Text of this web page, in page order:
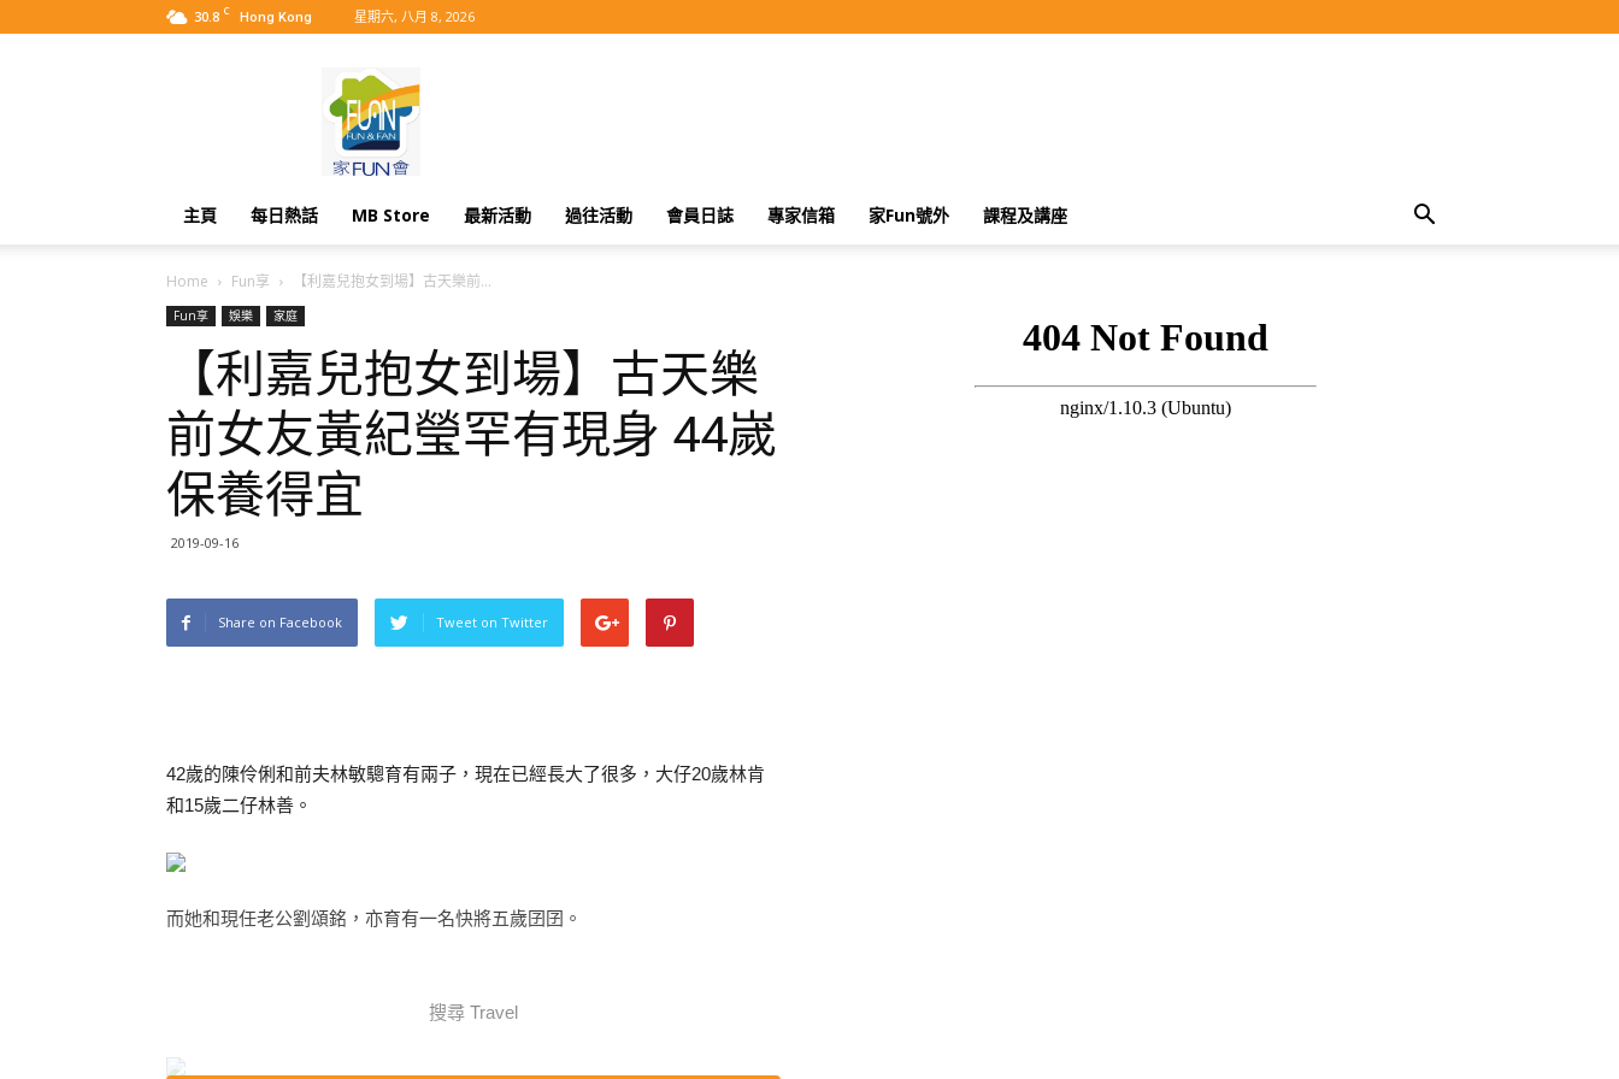
30.8 C Hong Kong 星期六, 八月 8, 2026
主頁 每日熱話 MB Store 最新活動 過往活動 會員日誌 專家信箱 家Fun號外 課程及講座
Home Fun享 【利嘉兒抱女到場】古天樂前...
Fun享 娛樂 家庭
【利嘉兒抱女到場】古天樂
前女友黃紀瑩罕有現身 44嵗
保養得宜
2019-09-16
Share on Facebook Tweet on Twitter
42歲的陳伶俐和前夫林敏驄育有兩子，現在已經長大了很多，大仔20歲林肯
和15歲二仔林善。
而她和現任老公劉頌銘，亦育有一名快將五歲囝囝。
搜尋 Travel